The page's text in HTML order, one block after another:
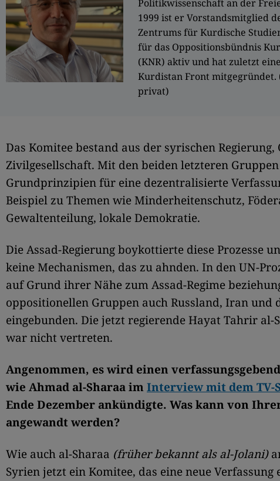
Politikwissenschaft an der
1999 ist er Vorstandsmitglied
Zentrums für Kurdische
für das Oppositionsbündnis
(KNR) aktiv und hat zuletzt
Kurdistan Front mitgegründet.
privat)
Das Komitee bestand aus der syrischen
Zivilgesellschaft. Mit den beiden letzteren
Grundprinzipien für eine dezentralisierte
Beispiel zu Themen wie Minderheitenschutz,
Gewaltenteilung, lokale Demokratie.
Die Assad-Regierung boykottierte diese Prozesse
keine Mechanismen, das zu ahnden. In den UN-
auf Grund ihrer Nähe zum Assad-Regime
oppositionellen Gruppen auch Russland, Iran und
eingebunden. Die jetzt regierende Hayat Tahrir al-
war nicht vertreten.
Angenommen, es wird einen
wie Ahmad al-Sharaa imInterview mit dem TV-
Ende Dezember ankündigte. Was kann von
angewandt werden?
Wie auch al-Sharaa (früher bekannt als al-Jolani)
Syrien jetzt ein Komitee, das eine neue